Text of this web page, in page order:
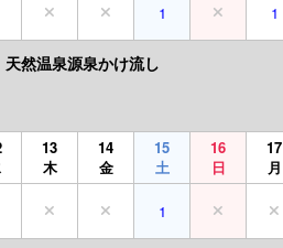
1 1
然温泉源泉かけ流し
13
木
14
金
15
土
16
日
17
月
1